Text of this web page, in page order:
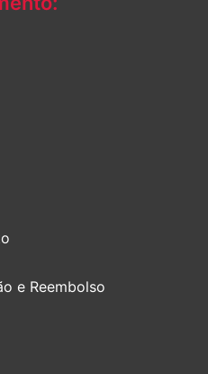
e Reembolso